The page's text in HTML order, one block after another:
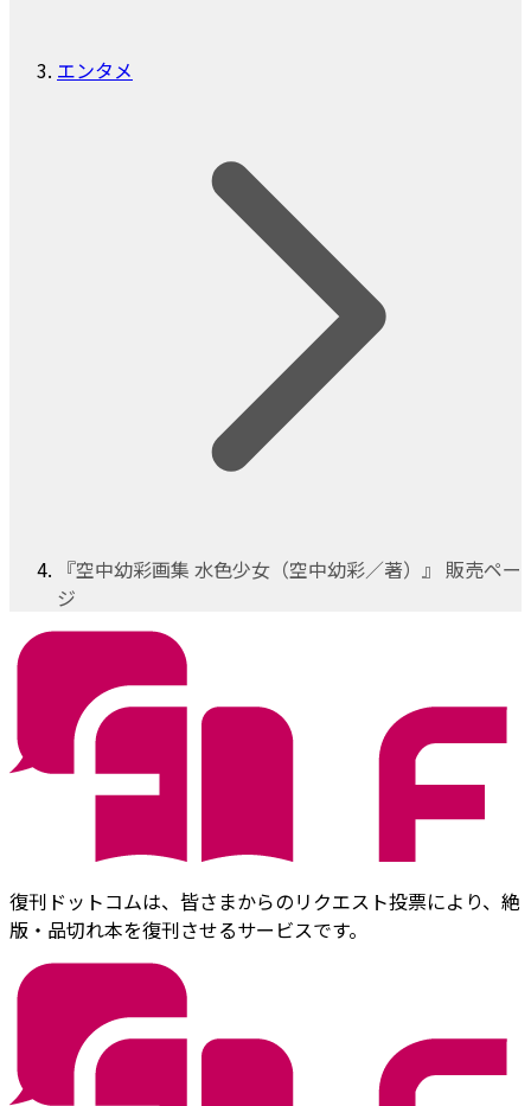
エンタメ
『空中幼彩画集 水色少女（空中幼彩／著）』 販売ペー
ジ
復刊ドットコムは、皆さまからのリクエスト投票により、絶
版・品切れ本を復刊させるサービスです。